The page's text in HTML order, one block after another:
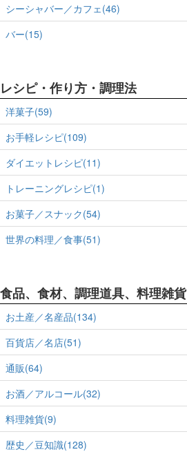
シーシャバー／カフェ(46)
バー(15)
レシピ・作り方・調理法
洋菓子(59)
お手軽レシピ(109)
ダイエットレシピ(11)
トレーニングレシピ(1)
お菓子／スナック(54)
世界の料理／食事(51)
食品、食材、調理道具、料理雑貨
お土産／名産品(134)
百貨店／名店(51)
通販(64)
お酒／アルコール(32)
料理雑貨(9)
歴史／豆知識(128)